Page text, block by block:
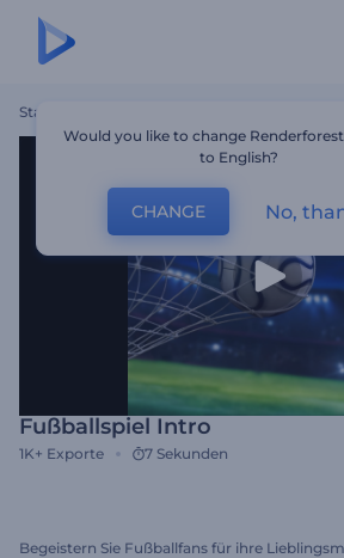
Startseite
Fußballspiel Intro
1K+ Exporte 7 Sekunden
Begeistern Sie Fußballfans für ihre
Would you like to change
to English?
CHANGE No,